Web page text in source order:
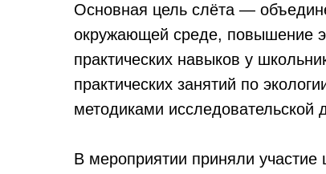
Основная цель слёта —
окружающей среде, повышение
практических навыков у
практических занятий по
методиками исследовательской
В мероприятии приняли